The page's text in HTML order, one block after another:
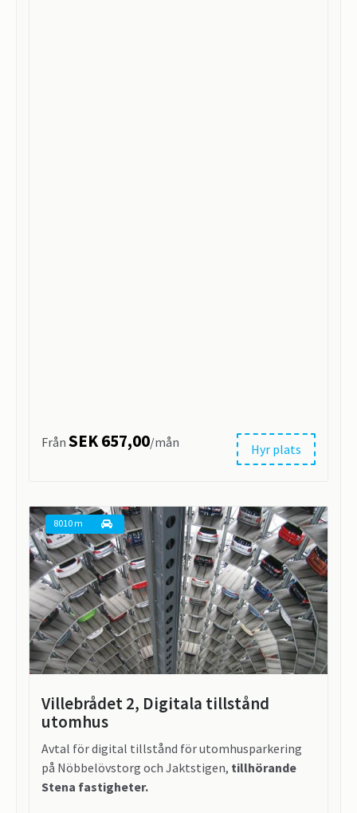
Hyr plats
Från SEK 657,00/mån
8010 m
Villebrådet 2, Digitala tillstånd
utomhus
Avtal för digital tillstånd för utomhusparkering
på Nöbbelövstorg och Jaktstigen, tillhörande
Stena fastigheter.